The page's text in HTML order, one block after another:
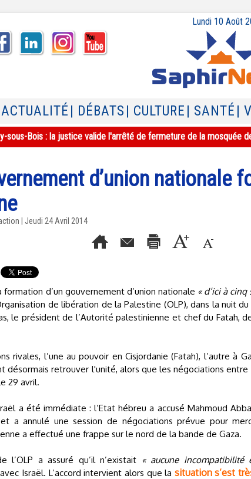
Lundi 10 Août
| ACTUALITÉ | DÉBATS | CULTURE | SANTÉ |
sous-Bois : la justice valide l'arrêté de fermeture de la mosquée
d’union nationale
| Jeudi 24 Avril 2014
formation d’un gouvernement d’union nationale « d’ici à cinq
de libération de la Palestine (OLP), dans la nuit
le président de l’Autorité palestinienne et chef du Fatah,
rivales, l’une au pouvoir en Cisjordanie (Fatah), l’autre à
désormais retrouver l'unité, alors que les négociations
29 avril.
a été immédiate : l’Etat hébreu a accusé Mahmoud
a annulé une session de négociations prévue pour
a effectué une frappe sur le nord de la bande de Gaza.
l’OLP a assuré qu’il n’existait « aucune
Israël. L’accord intervient alors que la situation s’est